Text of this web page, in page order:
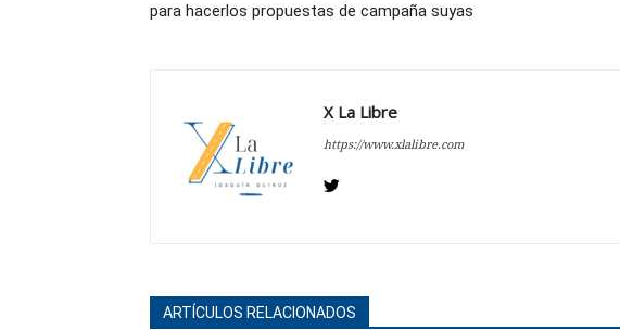
para hacerlos propuestas de campaña suyas
X La Libre
https://www.xlalibre.com
ARTÍCULOS RELACIONADOS